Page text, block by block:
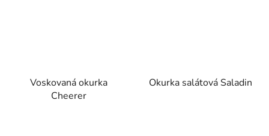
Voskovaná okurka
Cheerer
Okurka salátová Saladin